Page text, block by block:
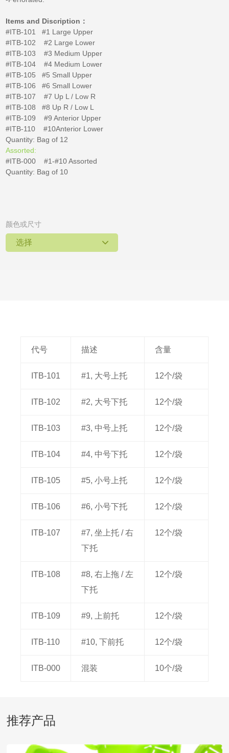
Items and Discription：
#ITB-101
#1 Large Upper
#ITB-102 #2 Large Lower
#ITB-103 #3 Medium Upper
#ITB-104 #4 Medium Lower
#ITB-105 #5 Small Upper
#ITB-106 #6 Small Lower
#ITB-107 #7 Up L / Low R
#ITB-108 #8 Up R / Low L
#ITB-109 #9 Anterior Upper
#ITB-110 #10Anterior Lower
Quantity: Bag of 12
Assorted:
#ITB-000 #1-#10 Assorted
Quantity: Bag of 10
颜色或尺寸
选择
代号 描述 含量
ITB-101 #1, 大号上托 12个/袋
ITB-102 #2, 大号下托 12个/袋
ITB-103 #3, 中号上托 12个/袋
ITB-104 #4, 中号下托 12个/袋
ITB-105 #5, 小号上托 12个/袋
ITB-106 #6, 小号下托 12个/袋
ITB-107
#7, 坐上托 / 右
下托
12个/袋
ITB-108
#8, 右上拖 / 左
下托
12个/袋
ITB-109 #9, 上前托 12个/袋
ITB-110 #10, 下前托 12个/袋
ITB-000 混装 10个/袋
推荐产品